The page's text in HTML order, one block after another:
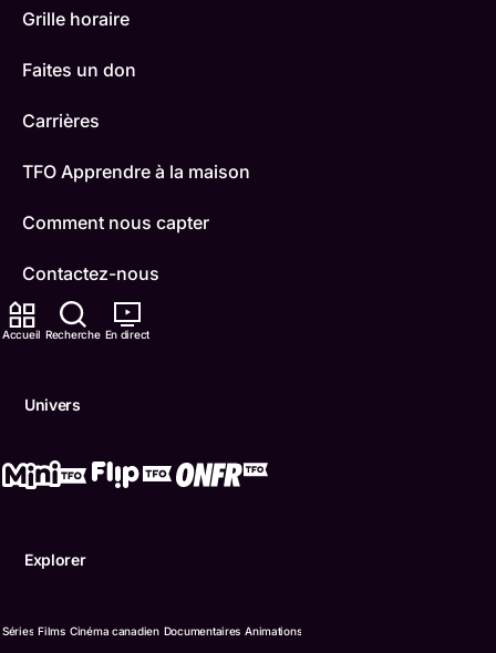
Accueil Recherche En direct
Univers
Explorer
Séries Films Cinéma canadien Documentaires Animations
Grille horaire
Faites un don
Carrières
TFO Apprendre à la maison
Comment nous capter
Contactez-nous
ONFR
Conditions d'utilisation
© Office des télécommunications éducatives de langue